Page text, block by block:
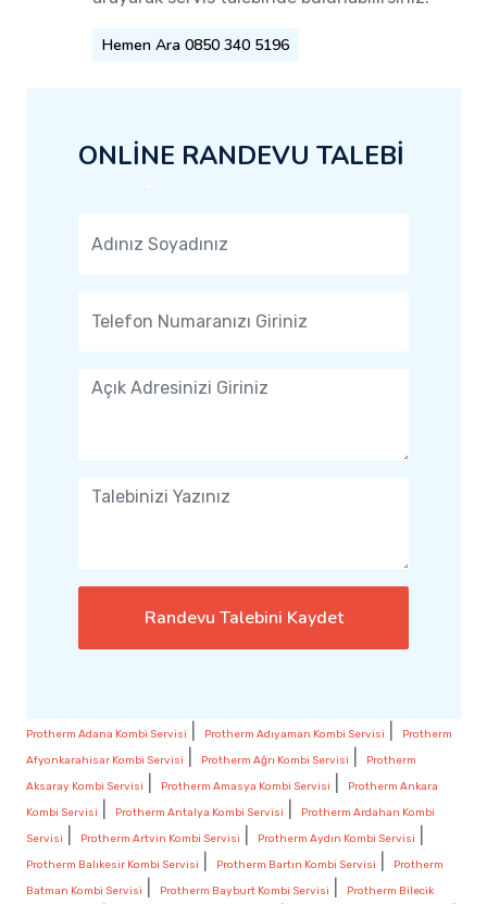
Hemen Ara 0850 340 5196
ONLİNE RANDEVU TALEBİ
Randevu Talebini Kaydet
Protherm Adana Kombi Servisi Protherm Adıyaman Kombi Servisi
Protherm
Afyonkarahisar Kombi Servisi
Protherm Ağrı Kombi Servisi
Protherm
Aksaray Kombi Servisi
Protherm Amasya Kombi Servisi
Protherm Ankara
Kombi Servisi
Protherm Antalya Kombi Servisi
Protherm Ardahan Kombi
Servisi
Protherm Artvin Kombi Servisi Protherm Aydın Kombi Servisi
Protherm Balıkesir Kombi Servisi Protherm Bartın Kombi Servisi
Protherm
Batman Kombi Servisi
Protherm Bayburt Kombi Servisi
Protherm Bilecik